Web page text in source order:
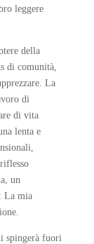
leggere
della
di comunità,
La
di
di vita
lenta e
un
La mia
spingerà fuori